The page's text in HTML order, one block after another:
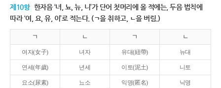
제10항 한자음 ‘녀, 뇨, 뉴, 니’가 단어 첫머리에 올 적에는, 두음 법칙에
따라 ‘여, 요, 유, 이’로 적는다. (ㄱ을 취하고, ㄴ을 버림.)
ㄱ ㄴ ㄱ ㄴ
여자(女子) 녀자 유대(紐帶) 뉴대
연세(年歲) 년세 이토(泥土) 니토
요소(尿素) 뇨소 익명(匿名) 닉명